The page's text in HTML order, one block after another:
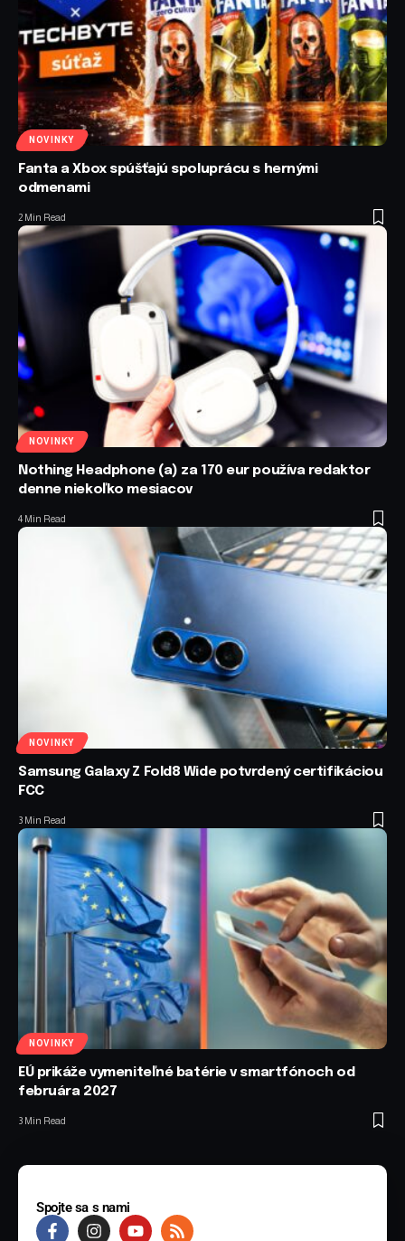
NOVINKY
Fanta a Xbox spúšťajú spoluprácu s hernými
odmenami
2 Min Read
NOVINKY
Nothing Headphone (a) za 170 eur používa redaktor
denne niekoľko mesiacov
4 Min Read
NOVINKY
Samsung Galaxy Z Fold8 Wide potvrdený certifikáciou
FCC
3 Min Read
NOVINKY
EÚ prikáže vymeniteľné batérie v smartfónoch od
februára 2027
3 Min Read
Spojte sa s nami